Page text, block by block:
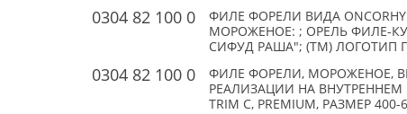
0304 82 100 0
ФИЛЕ ФОРЕЛИ ВИДА
МОРОЖЕНОЕ: ; ОРЕЛЬ ФИЛЕ-
СИФУД РАША"; (TM) ЛОГОТИП
0304 82 100 0
ФИЛЕ ФОРЕЛИ, МОРОЖЕНОЕ,
РЕАЛИЗАЦИИ НА ВНУТРЕННЕМ
TRIM C, PREMIUM, РАЗМЕР